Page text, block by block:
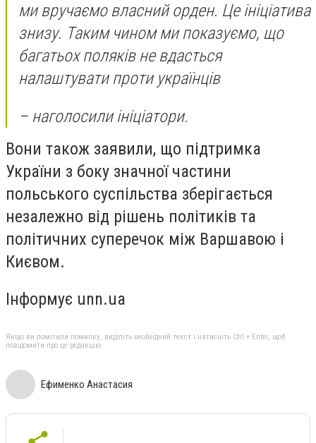
ми вручаємо власний орден. Це ініціатива
знизу. Таким чином ми показуємо, що
багатьох поляків не вдасться
налаштувати проти українців
– наголосили ініціатори.
Вони також заявили, що підтримка
України з боку значної частини
польського суспільства зберігається
незалежно від рішень політиків та
політичних суперечок між Варшавою і
Києвом.
Інформує unn.ua
Якщо ви помітили помилку, виділіть необхідний текст і натисніть Ctrl + Enter, щоб
повідомити про це редакцію
Ефименко Анастасия